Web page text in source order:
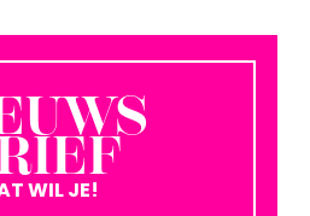
WIL JE!